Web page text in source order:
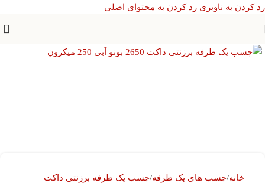
رد کردن به ناوبری رد کردن به محتوای اصلی
خانه/چسب های یک طرفه/چسب یک طرفه برزنتی داکت